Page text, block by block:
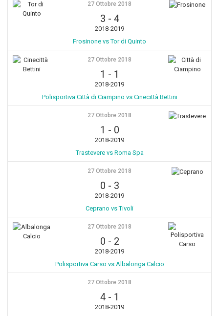
27 Ottobre 2018
3 - 4
2018-2019
Frosinone vs Tor di Quinto
27 Ottobre 2018
1 - 1
2018-2019
Polisportiva Città di Ciampino vs Cinecittà Bettini
27 Ottobre 2018
1 - 0
2018-2019
Trastevere vs Roma Spa
27 Ottobre 2018
0 - 3
2018-2019
Ceprano vs Tivoli
27 Ottobre 2018
0 - 2
2018-2019
Polisportiva Carso vs Albalonga Calcio
27 Ottobre 2018
4- 1
2018-2019